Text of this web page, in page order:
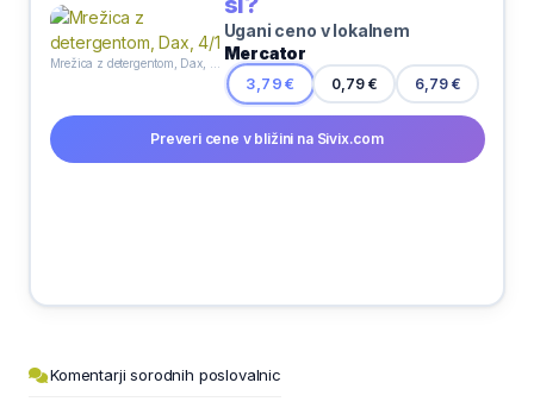
Ugani ceno v lokalnem
Mercator
3,79 € 0,79 € 6,79 €
Preveri cene v bližini na Sivix.com
Komentarji sorodnih poslovalnic